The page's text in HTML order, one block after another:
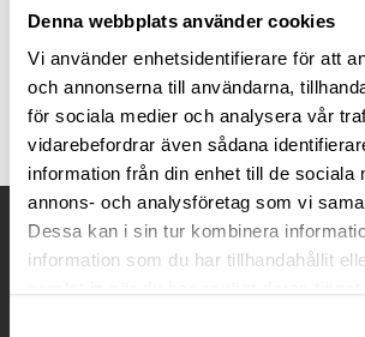
Denna webbplats använder cookies
Vi använder enhetsidentifierare för att
och annonserna till användarna,
för sociala medier och analysera vår
vidarebefordrar även sådana
information från din enhet till de sociala
annons- och analysföretag som vi
Dessa kan i sin tur kombinera
information som du har tillhandahållit